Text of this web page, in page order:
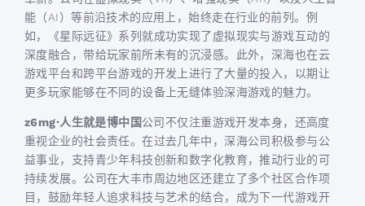
能（AI）等前沿技术的应用上，始终走在行业的前列。例
如，《星际远征》系列就成功实现了虚拟现实与游戏互动的
深度融合，带给玩家前所未有的沉浸感。此外，深海也在云
游戏平台和跨平台游戏的开发上进行了大量的投入，以期让
更多玩家能够在不同的设备上无缝体验深海游戏的魅力。
z6mg·人生就是博中国公司不仅注重游戏开发本身，还高度
重视企业的社会责任。在过去几年中，深海公司积极参与公
益事业，支持青少年科技创新和数字化教育，推动行业的可
持续发展。公司在大丰市周边地区还建立了多个社区合作项
目，鼓励年轻人追求科技与艺术的结合，成为下一代游戏开